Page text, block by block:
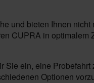
und bieten Ihnen
CUPRA in
ein, eine
Optionen